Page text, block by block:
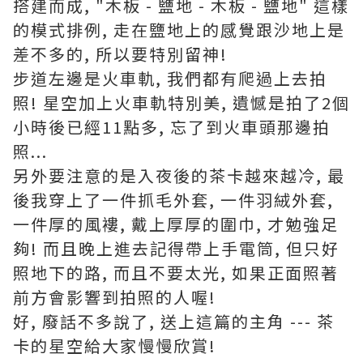
搭建而成, "木板 - 鹽地 - 木板 - 鹽地" 這樣
的模式排例, 走在鹽地上的感覺跟沙地上是
差不多的, 所以要特別留神!
步道左邊是火車軌, 我們都有爬過上去拍
照! 星空加上火車軌特別美, 遺憾是拍了2個
小時後已經11點多, 忘了到火車頭那邊拍
照...
另外要注意的是入夜後的茶卡越來越冷, 最
後我穿上了一件抓毛外套, 一件羽絨外套,
一件厚的風褸, 戴上厚厚的圍巾, 才勉強足
夠! 而且晚上進去記得帶上手電筒, 但只好
照地下的路, 而且不要太光, 如果正面照著
前方會影響到拍照的人喔!
好, 廢話不多說了, 送上這篇的主角 --- 茶
卡的星空給大家慢慢欣賞!